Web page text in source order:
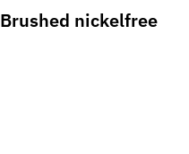
Brushed nickelfree